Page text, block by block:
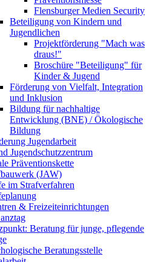
Flensburger Medien Security
Beteiligung von Kindern und
Jugendlichen
Projektförderung "Mach was
draus!"
Broschüre "Beteiligung" für
Kinder & Jugend
Förderung von Vielfalt, Integration
und Inklusion
Bildung für nachhaltige
Entwicklung (BNE) / Ökologische
Bildung
Jugendarbeit
Jugendschutzzentrum
Präventionskette
(JAW)
im Strafverfahren
& Freizeiteinrichtungen
Beratung für junge, pflegende
Beratungsstelle